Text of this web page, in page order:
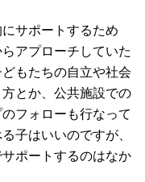
サポートするため
アプローチしていた
もたちの自立や社会
とか、公共施設での
フォローも行なって
子はいいのですが、
ポートするのはなか